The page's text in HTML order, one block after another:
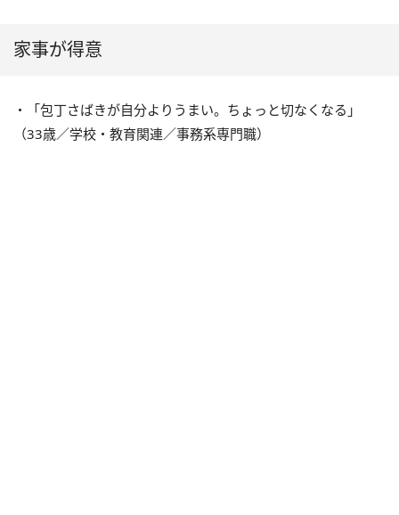
家事が得意
・「包丁さばきが自分よりうまい。ちょっと切なくなる」
（33歳／学校・教育関連／事務系専門職）